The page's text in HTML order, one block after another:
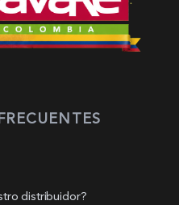
distribuidor?